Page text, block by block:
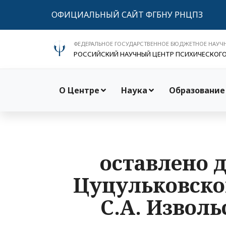
ОФИЦИАЛЬНЫЙ САЙТ ФГБНУ РНЦПЗ
ФЕДЕРАЛЬНОЕ ГОСУДАРСТВЕННОЕ БЮДЖЕТНОЕ
РОССИЙСКИЙ НАУЧНЫЙ ЦЕНТР
О Центре Наука Образование
оставлено
С.А.